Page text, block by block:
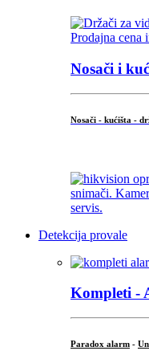
Nosači i
Nosači - kućišta -
Detekcija provale
Kompleti -
Paradox alarm -